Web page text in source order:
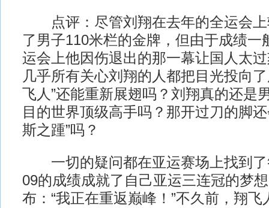
点评：尽管刘翔在去年的全运会上
了男子110米栏的金牌，但由于成绩一
运会上他因伤退出的那一幕让国人太
几乎所有关心刘翔的人都把目光投向
飞人”还能重新展翅吗？刘翔真的还是
目的世界顶级高手吗？那开过刀的脚
斯之踵”吗？
一切的疑问都在亚运赛场上找到了
09的成绩成就了自己亚运三连冠的梦
布：“我正在重返巅峰！”不久前，翔